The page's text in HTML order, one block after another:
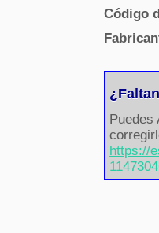
Código
https://